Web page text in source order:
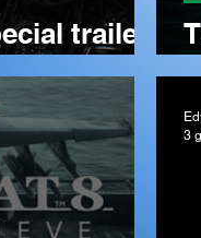
trailer
(e una
3